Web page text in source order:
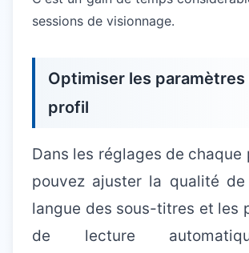
sessions de visionnage.
Optimiser les paramètres
profil
Dans les réglages de chaque
pouvez ajuster la qualité
langue des sous-titres et les
de lecture